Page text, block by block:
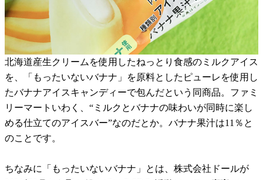
北海道産生クリームを使用したねっとり食感のミルクアイス
を、「もったいないバナナ」を原料としたピューレを使用し
たバナナアイスキャンディーで包んだという同商品。ファミ
リーマートいわく、“ミルクとバナナの味わいが同時に楽し
める仕立てのアイスバー”なのだとか。バナナ果汁は11％と
のことです。
ちなみに「もったいないバナナ」とは、株式会社ドールが